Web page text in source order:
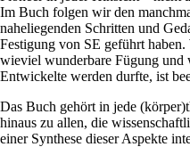
Im Buch folgen wir den
naheliegenden Schritten und
Festigung von SE geführt
wieviel wunderbare Fügung und
Entwickelte werden durfte, ist
Das Buch gehört in jede
hinaus zu allen, die
einer Synthese dieser Aspekte